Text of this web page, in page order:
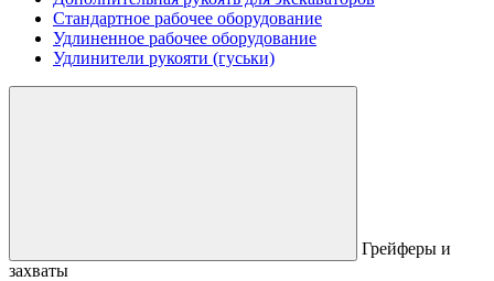
Стандартное рабочее оборудование
Удлиненное рабочее оборудование
Удлинители рукояти (гуськи)
Грейферы и
захваты